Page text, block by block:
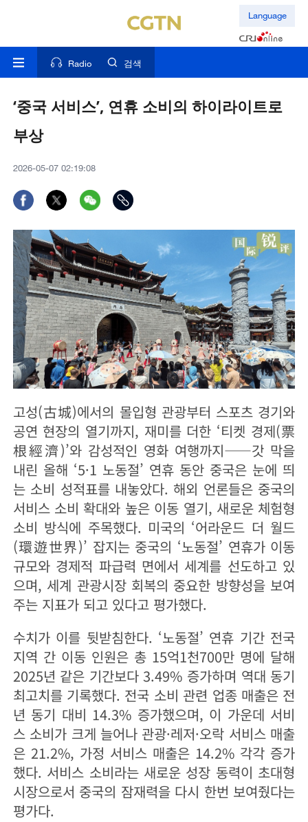
Language
Radio 검색
‘중국 서비스’, 연휴 소비의 하이라이트로
부상
2026-05-07 02:19:08
고성(古城)에서의 몰입형 관광부터 스포츠 경기와
공연 현장의 열기까지, 재미를 더한 ‘티켓 경제(票
根經濟)’와 감성적인 영화 여행까지——갓 막을
내린 올해 ‘5·1 노동절’ 연휴 동안 중국은 눈에 띄
는 소비 성적표를 내놓았다. 해외 언론들은 중국의
서비스 소비 확대와 높은 이동 열기, 새로운 체험형
소비 방식에 주목했다. 미국의 ‘어라운드 더 월드
(環遊世界)’ 잡지는 중국의 ‘노동절’ 연휴가 이동
규모와 경제적 파급력 면에서 세계를 선도하고 있
으며, 세계 관광시장 회복의 중요한 방향성을 보여
주는 지표가 되고 있다고 평가했다.
수치가 이를 뒷받침한다. ‘노동절’ 연휴 기간 전국
지역 간 이동 인원은 총 15억1천700만 명에 달해
2025년 같은 기간보다 3.49% 증가하며 역대 동기
최고치를 기록했다. 전국 소비 관련 업종 매출은 전
년 동기 대비 14.3% 증가했으며, 이 가운데 서비
스 소비가 크게 늘어나 관광·레저·오락 서비스 매출
은 21.2%, 가정 서비스 매출은 14.2% 각각 증가
했다. 서비스 소비라는 새로운 성장 동력이 초대형
시장으로서 중국의 잠재력을 다시 한번 보여줬다는
평가다.